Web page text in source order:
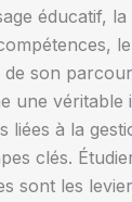
éducatif,
son
une
à la
clés.
les